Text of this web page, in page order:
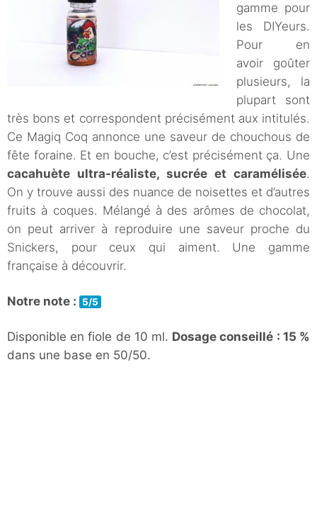
gamme pour
les DIYeurs.
Pour en
avoir goûter
plusieurs, la
plupart sont
très bons et correspondent précisément aux intitulés.
Ce Magiq Coq annonce une saveur de chouchous de
fête foraine. Et en bouche, c’est précisément ça. Une
cacahuète ultra-réaliste, sucrée et caramélisée.
On y trouve aussi des nuance de noisettes et d’autres
fruits à coques. Mélangé à des arômes de chocolat,
on peut arriver à reproduire une saveur proche du
Snickers, pour ceux qui aiment. Une gamme
française à découvrir.
Notre note : 5/5
Disponible en fiole de 10 ml. Dosage conseillé : 15 %
dans une base en 50/50.